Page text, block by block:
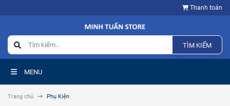
Thanh toán
TÌM KIẾM
MENU
Trang chủ Phụ Kiện